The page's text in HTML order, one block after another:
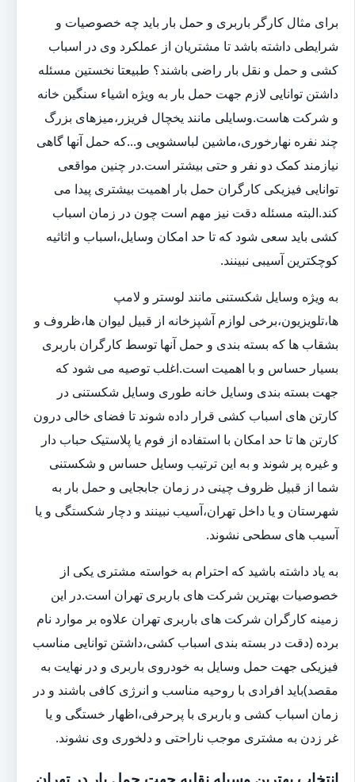
برای مثال کارگر باربری و حمل بار باید چه خصوصیات و
شرایطی داشته باشد تا مشتریان از عملکرد وی در اسباب
کشی و حمل و نقل بار راضی باشند؟ طبیعتا نخستین مسئله
داشتن توانایی لازم جهت حمل بار به ویژه اشیاء سنگین خانه
و شرکت هاست.وسایلی مانند یخچال فریزر،میزهای بزرگ
چند نفره نهارخوری،ماشین لباسشویی و...که حمل آنها گاهی
نیازمند کمک دو نفر و حتی بیشتر است.در چنین مواقعی
توانایی فیزیکی کارگران حمل بار اهمیت بیشتری پیدا می
کند.البته مسئله دقت نیز مهم است چون در زمان اسباب
کشی باید سعی شود که تا حد امکان وسایل،اسباب و اثاثیه
کوچکترین آسیبی نبینند.
به ویژه وسایل شکستنی مانند لوستر و لامپ
ها،تلویزیون،برخی لوازم آشپزخانه از قبیل لیوان ها،ظروف و
بشقاب ها که بسته بندی و حمل آنها توسط کارگران باربری
بسیار حساس و با اهمیت است.اغلب توصیه می شود که
جهت بسته بندی وسایل خانه طوری وسایل شکستنی در
کارتن های اسباب کشی قرار داده شوند تا فضای خالی درون
کارتن ها تا حد امکان با استفاده از فوم یا پلاستیک حباب دار
و غیره پر شوند و به این ترتیب وسایل حساس و شکستنی
شما از قبیل ظروف چینی در زمان جابجایی و حمل بار به
شهرستان و یا داخل تهران،آسیب نبینند و دچار شکستگی و یا
آسیب های سطحی نشوند.
به یاد داشته باشید که احترام به خواسته مشتری یکی از
خصوصیات بهترین شرکت های باربری تهران است.در این
زمینه کارگران شرکت های باربری تهران علاوه بر موارد نام
برده (دقت در بسته بندی اسباب کشی،داشتن توانایی مناسب
فیزیکی جهت حمل وسایل به خودروی باربری و در نهایت به
مقصد)باید افرادی با روحیه مناسب و انرژی کافی باشند و در
زمان اسباب کشی و باربری با پرحرفی،اظهار خستگی و یا
غر زدن به مشتری موجب ناراحتی و دلخوری وی نشوند.